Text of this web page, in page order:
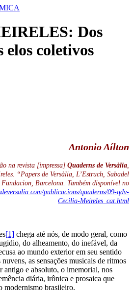
Dos
elos coletivos
Antonio Aílton
na revista [impressa] Quaderns de Versàlia
“Papers de Versàlia, L’Estruch, Sabadel
Fundacion, Barcelona. Também disponível no
publicacions/quaderns/09-qdv-
Cecilia-Meireles_cat.html
[1] chega até nós, de modo geral, como
do alheamento, do inefável, da
ao mundo exterior em seu sentido
as sensações musicais de ritmos
antigo e absoluto, o imemorial, nos
diária, irônica e prosaica que
modernismo brasileiro.